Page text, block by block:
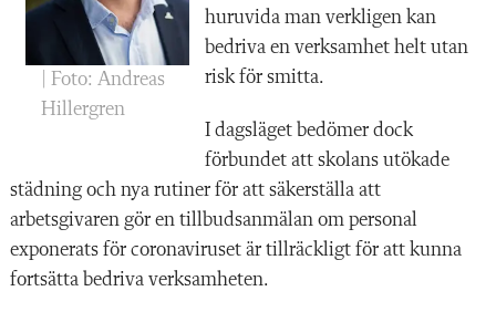
| Foto: Andreas
Hillergren
huruvida man verkligen kan
bedriva en verksamhet helt utan
risk för smitta.
I dagsläget bedömer dock
förbundet att skolans utökade
städning och nya rutiner för att säkerställa att
arbetsgivaren gör en tillbudsanmälan om personal
exponerats för coronaviruset är tillräckligt för att kunna
fortsätta bedriva verksamheten.